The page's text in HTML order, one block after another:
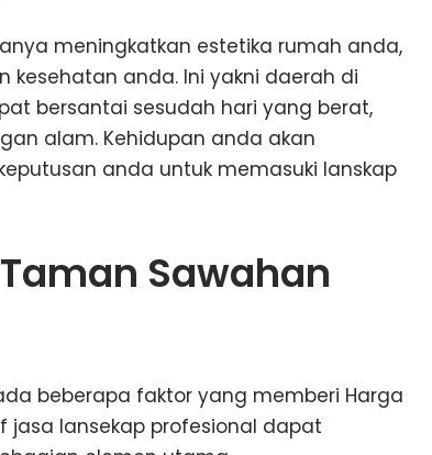
meningkatkan estetika rumah anda,
anda. Ini yakni daerah di
bersantai sesudah hari yang berat,
alam. Kehidupan anda akan
anda untuk memasuki lanskap
Sawahan
beberapa faktor yang memberi Harga
jasa lansekap profesional dapat